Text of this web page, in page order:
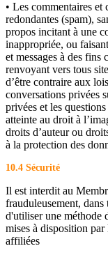
• Les commentaires
redondantes (spam),
propos incitant à une
inappropriée, ou
et messages à des
renvoyant vers tous
d’être contraire aux
conversations privées
privées et les
atteinte au droit à
droits d’auteur ou
à la protection des
10.4 Sécurité
Il est interdit au
frauduleusement,
d'utiliser une méthode
mises à disposition
affiliées